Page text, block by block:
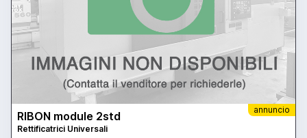
annuncio
RIBON module 2std
Rettificatrici Universali